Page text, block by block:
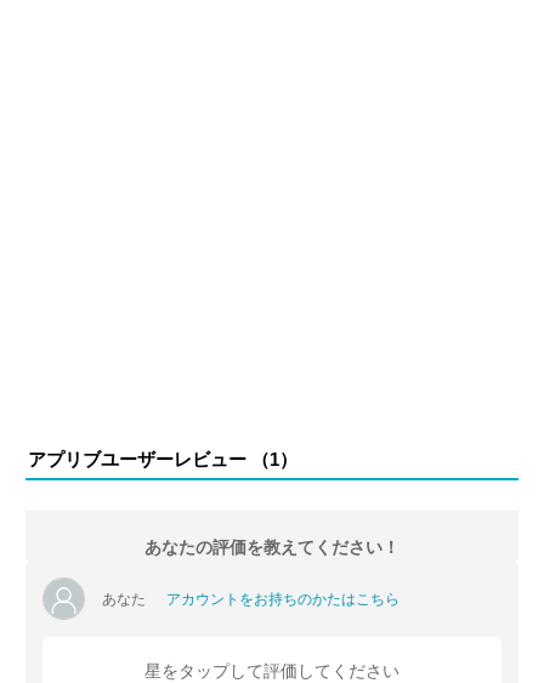
アプリブユーザーレビュー （1）
あなたの評価を教えてください！
あなた アカウントをお持ちのかたはこちら
星をタップして評価してください